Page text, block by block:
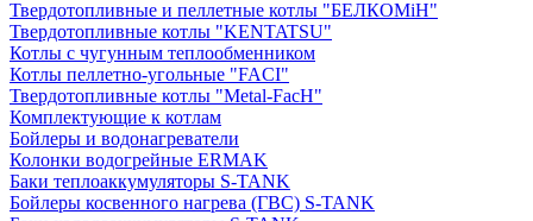
Твердотопливные и пеллетные котлы "БЕЛКОМiН"
Твердотопливные котлы "KENTATSU"
Котлы с чугунным теплообменником
Котлы пеллетно-угольные "FACI"
Твердотопливные котлы "Metal-FacH"
Комплектующие к котлам
Бойлеры и водонагреватели
Колонки водогрейные ERMAK
Баки теплоаккумуляторы S-TANK
Бойлеры косвенного нагрева (ГВС) S-TANK